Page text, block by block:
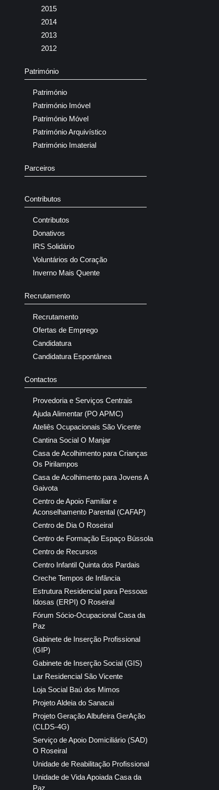
2015
2014
2013
2012
Património
Património
Património Imóvel
Património Móvel
Património Arquivístico
Património Imaterial
Parceiros
Contributos
Contributos
Donativos
IRS Solidário
Voluntários do Coração
Inverno Mais Quente
Recrutamento
Recrutamento
Ofertas de Emprego
Candidatura
Candidatura Espontânea
Contactos
Provedoria e Serviços Centrais
Ajuda Alimentar (PO APMC)
Ateliês Ocupacionais São Vicente
Cantina Social O Manjar
Casa de Acolhimento para Crianças
Os Pirilampos
Casa de Acolhimento para Jovens A
Gaivota
Centro de Apoio Familiar e
Aconselhamento Parental (CAFAP)
Centro de Dia O Roseiral
Centro de Formação Espaço Bússola
Centro de Recursos
Centro Infantil Quinta dos Pardais
Creche Tempos de Infância
Estrutura Residencial para Pessoas
Idosas (ERPI) O Roseiral
Fórum Sócio-Ocupacional Casa da
Paz
Gabinete de Inserção Profissional
(GIP)
Gabinete de Inserção Social (GIS)
Lar Residencial São Vicente
Loja Social Baú dos Mimos
Projeto Aldeia do Sanacai
Projeto Geração Albufeira GerAção
(CLDS-4G)
Serviço de Apoio Domiciliário (SAD)
O Roseiral
Unidade de Reabilitação Profissional
Unidade de Vida Apoiada Casa da
Paz